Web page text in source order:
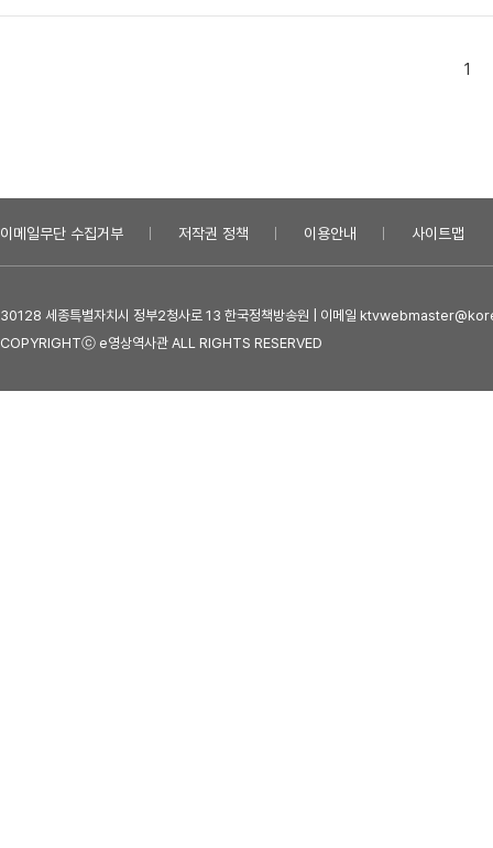
1
이메일무단 수집거부 저작권 정책 이용안내 사이트맵
30128 세종특별자치시 정부2청사로 13 한국정책방송원 | 이메일
COPYRIGHTⓒ e영상역사관 ALL RIGHTS RESERVED